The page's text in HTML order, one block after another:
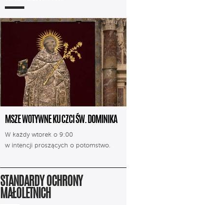
MSZE WOTYWNE KU CZCI ŚW. DOMINIKA
W każdy wtorek o 9:00
w intencji proszących o potomstwo.
STANDARDY OCHRONY
MAŁOLETNICH